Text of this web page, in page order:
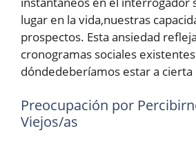
lugar en la vida,nuestras
prospectos. Esta ansiedad
cronogramas sociales
dóndedeberíamos estar a cierta
Preocupación por
Viejos/as